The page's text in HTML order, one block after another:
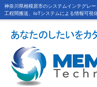
神奈川県相模原市のシステムインテグレ
工程間搬送、IoTシステムによる情報可視